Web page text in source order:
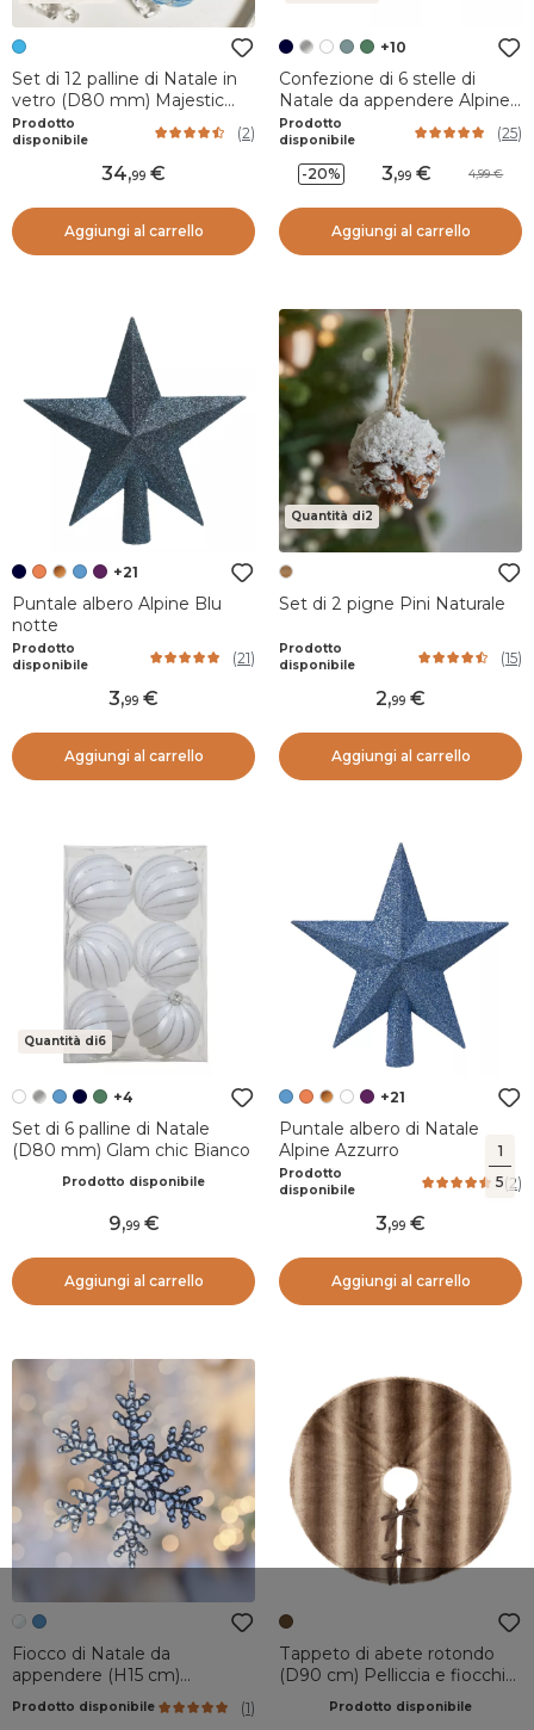
1
5
Set di 12 palline di Natale in
vetro (D80 mm) Majestic
Blu e trasparente
Prodotto
disponibile
(2)
34,99
Aggiungi al carrello
+10
Confezione di 6 stelle di
Natale da appendere Alpine
Blu notte
Prodotto
disponibile
(25)
-20% 3,99 4,99
Aggiungi al carrello
+21
Puntale albero Alpine Blu
notte
Prodotto
disponibile
(21)
3,99
Aggiungi al carrello
Quantità di2
Set di 2 pigne Pini Naturale
Prodotto
disponibile
(15)
2,99
Aggiungi al carrello
Quantità di6
+4
Set di 6 palline di Natale
(D80 mm) Glam chic Bianco
Prodotto disponibile
9,99
Aggiungi al carrello
+21
Puntale albero di Natale
Alpine Azzurro
Prodotto
disponibile
(2)
3,99
Aggiungi al carrello
Fiocco di Natale da
appendere (H15 cm)
Ghiacciato Trasparente
bluastro
Prodotto disponibile (1)
Tappeto di abete rotondo
(D90 cm) Pelliccia e fiocchi
MarroneProdotto disponibile